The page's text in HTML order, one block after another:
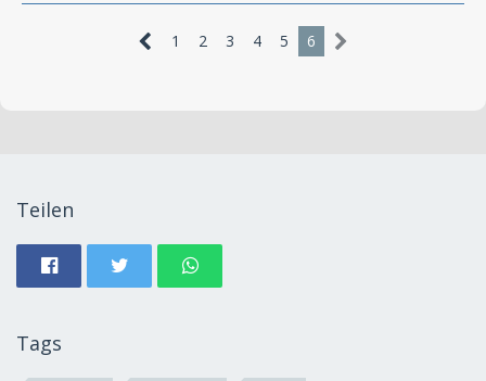
1 2 3 4 5 6
Teilen
Tags